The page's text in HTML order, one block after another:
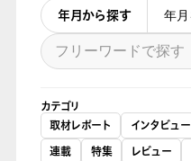
年月から探す
カテゴリ
取材レポート
インタビュー
連載
特集 レビュー